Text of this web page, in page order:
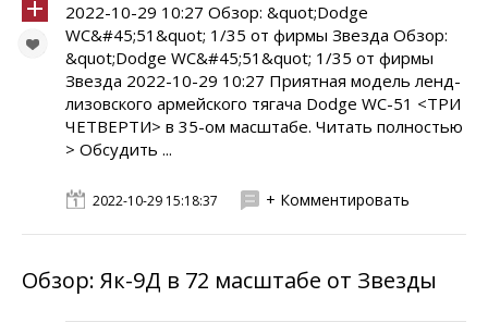
2022-10-29 10:27 Обзор: &quot;Dodge
WC&#45;51&quot; 1/35 от фирмы Звезда Обзор:
&quot;Dodge WC&#45;51&quot; 1/35 от фирмы
Звезда 2022-10-29 10:27 Приятная модель ленд-
лизовского армейского тягача Dodge WC-51 <ТРИ
ЧЕТВЕРТИ> в 35-ом масштабе. Читать полностью
> Обсудить ...
2022-10-29 15:18:37 + Комментировать
Обзор: Як-9Д в 72 масштабе от Звезды